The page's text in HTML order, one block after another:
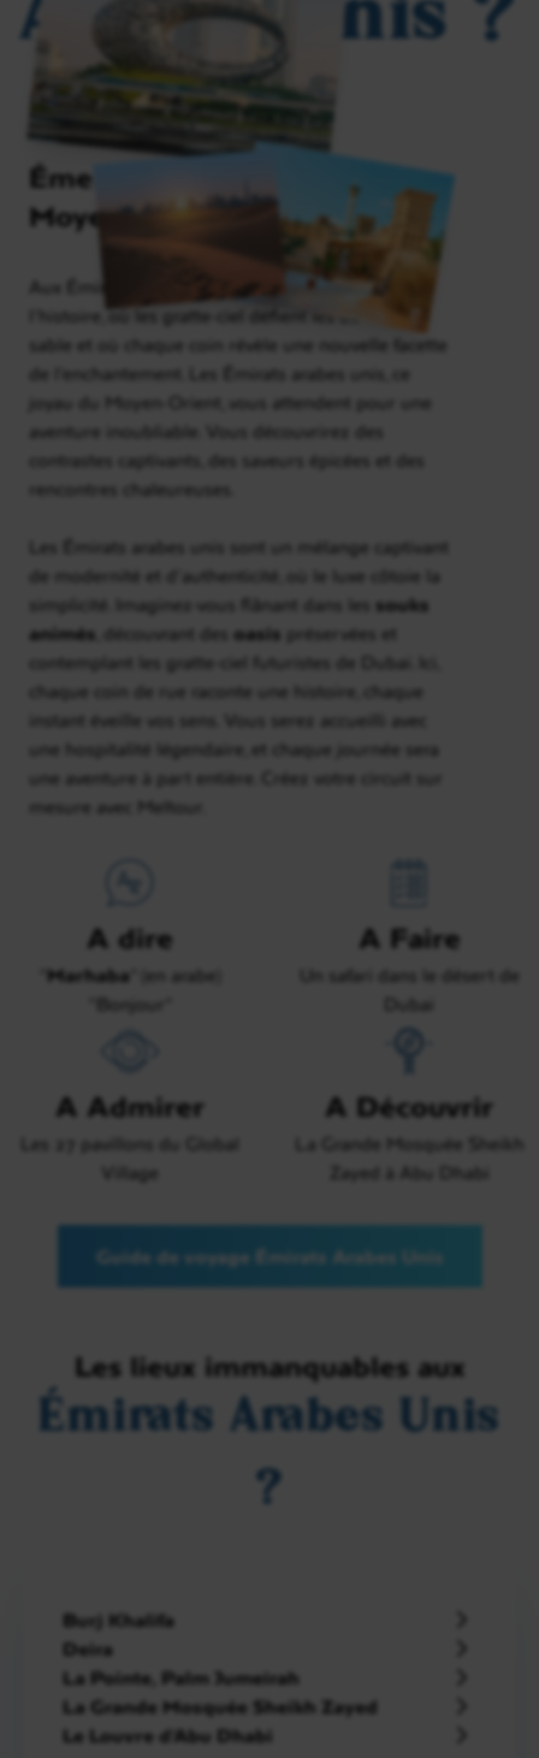
Émerveillement au coeur du
Moyen-Orient
Aux
mirats arabes unis le futur se mêle à
l’histoire, où les gratte-ciel défient les dunes de
sable et où chaque coin révèle une nouvelle facette
de l’enchantement. Les Émirats arabes unis, ce
joyau du Moyen-Orient, vous attendent pour une
aventure inoubliable. Vous découvrirez des
contrastes captivants, des saveurs épicées et des
rencontres chaleureuses.
Les Émirats arabes unis sont un mélange captivant
de modernité et d’authenticité, où le luxe côtoie la
simplicité. Imaginez-vous flânant dans les souks
animés , découvrant des oasis préservées et
contemplant les gratte-ciel futuristes de Dubaï. Ici,
chaque coin de rue raconte une histoire, chaque
instant éveille vos sens. Vous serez accueilli avec
une hospitalité légendaire, et chaque journée sera
une aventure à part entière. Créez votre circuit sur
mesure avec Meltour.
A dire
Marhaba ” (en arabe)
“Bonjour”
A Faire
Un safari dans le désert de
Dubaï
A Admirer
Les 27 pavillons du Global
Village
A Découvrir
La Grande Mosquée Sheikh
Zayed à Abu Dhabi
Guide de voyage Émirats Arabes Unis
Les lieux immanquables aux
Émirats Arabes Unis
?
Burj Khalifa
Deira
La Pointe, Palm Jumeirah
La Grande Mosquée Sheikh Zayed
Le Louvre d'Abu Dhabi